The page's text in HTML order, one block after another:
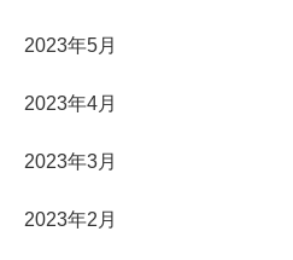
2023年5月
2023年4月
2023年3月
2023年2月